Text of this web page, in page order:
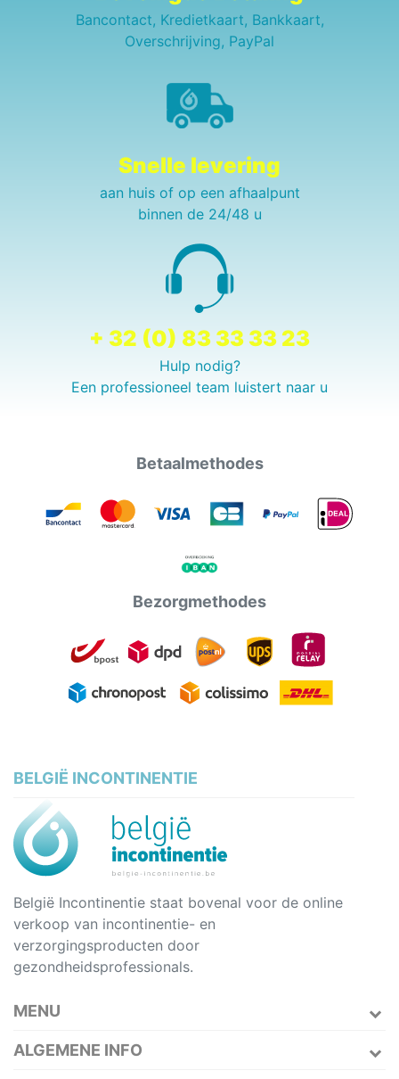
Bancontact, Kredietkaart, Bankkaart,
Overschrijving, PayPal
Snelle levering
aan huis of op een afhaalpunt
binnen de 24/48 u
+ 32 (0) 83 33 33 23
Hulp nodig?
Een professioneel team luistert naar u
Betaalmethodes
Bezorgmethodes
BELGIË INCONTINENTIE
België Incontinentie staat bovenal voor de online
verkoop van incontinentie- en
verzorgingsproducten door
gezondheidsprofessionals.
MENU
ALGEMENE INFO